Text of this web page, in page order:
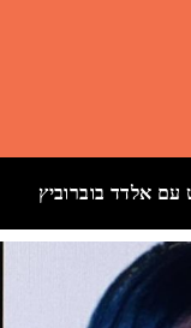
אלדד בוברוביץ